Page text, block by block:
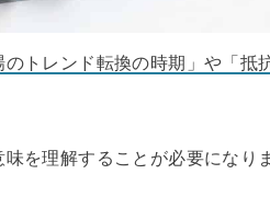
トレンド転換の時期」や「抵
を理解することが必要になり